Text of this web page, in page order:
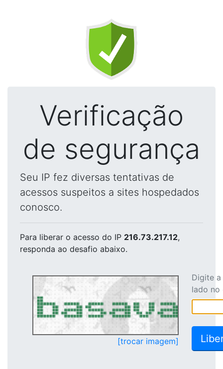
Verificação
de segurança
Seu IP fez diversas tentativas de
acessos suspeitos a sites hospedados
conosco.
Para liberar o acesso do IP 216.73.217.12,
responda ao desafio abaixo.
[trocar imagem]
Digite
lado no